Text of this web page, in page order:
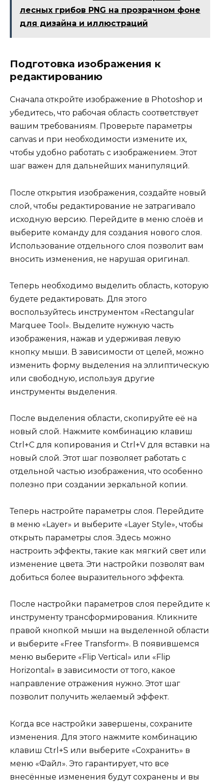
лесных грибов PNG на прозрачном фоне
для дизайна и иллюстраций
Подготовка изображения к
редактированию
Сначала откройте изображение в Photoshop и
убедитесь, что рабочая область соответствует
вашим требованиям. Проверьте параметры
canvas и при необходимости измените их,
чтобы удобно работать с изображением. Этот
шаг важен для дальнейших манипуляций.
После открытия изображения, создайте новый
слой, чтобы редактирование не затрагивало
исходную версию. Перейдите в меню слоёв и
выберите команду для создания нового слоя.
Использование отдельного слоя позволит вам
вносить изменения, не нарушая оригинал.
Теперь необходимо выделить область, которую
будете редактировать. Для этого
воспользуйтесь инструментом «Rectangular
Marquee Tool». Выделите нужную часть
изображения, нажав и удерживая левую
кнопку мыши. В зависимости от целей, можно
изменить форму выделения на эллиптическую
или свободную, используя другие
инструменты выделения.
После выделения области, скопируйте её на
новый слой. Нажмите комбинацию клавиш
Ctrl+C для копирования и Ctrl+V для вставки на
новый слой. Этот шаг позволяет работать с
отдельной частью изображения, что особенно
полезно при создании зеркальной копии.
Теперь настройте параметры слоя. Перейдите
в меню «Layer» и выберите «Layer Style», чтобы
открыть параметры слоя. Здесь можно
настроить эффекты, такие как мягкий свет или
изменение цвета. Эти настройки позволят вам
добиться более выразительного эффекта.
После настройки параметров слоя перейдите к
инструменту трансформирования. Кликните
правой кнопкой мыши на выделенной области
и выберите «Free Transform». В появившемся
меню выберите «Flip Vertical» или «Flip
Horizontal» в зависимости от того, какое
направление отражения нужно. Этот шаг
позволит получить желаемый эффект.
Когда все настройки завершены, сохраните
изменения. Для этого нажмите комбинацию
клавиш Ctrl+S или выберите «Сохранить» в
меню «Файл». Это гарантирует, что все
внесённые изменения будут сохранены и вы